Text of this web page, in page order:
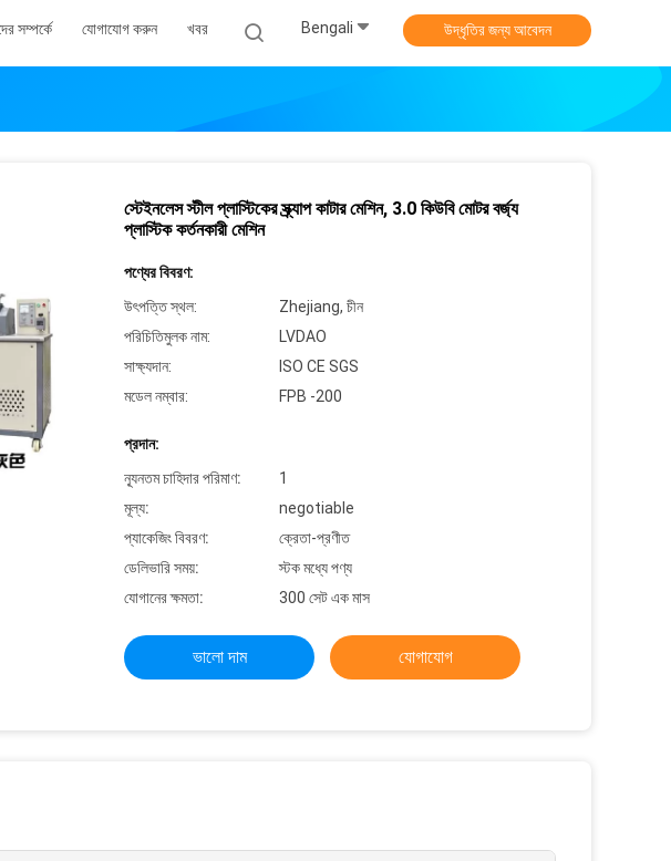
সম্পর্কে যোগাযোগ করুন খবর Bengali উদ্ধৃতির জন্য আবেদন
স্টেইনলেস স্টীল প্লাস্টিকের স্ক্র্যাপ কাটার মেশিন, 3.0 কিউবি মোটর বর্জ্য
প্লাস্টিক কর্তনকারী মেশিন
পণ্যের বিবরণ:
উৎপত্তি স্থল:
Zhejiang, চীন
পরিচিতিমুলক নাম:
LVDAO
সাক্ষ্যদান:
ISO CE SGS
মডেল নম্বার:
FPB -200
প্রদান:
ন্যূনতম চাহিদার পরিমাণ:
1
মূল্য:
negotiable
প্যাকেজিং বিবরণ:
ক্রেতা-প্রণীত
ডেলিভারি সময়:
স্টক মধ্যে পণ্য
যোগানের ক্ষমতা:
300 সেট এক মাস
ভালো দাম যোগাযোগ